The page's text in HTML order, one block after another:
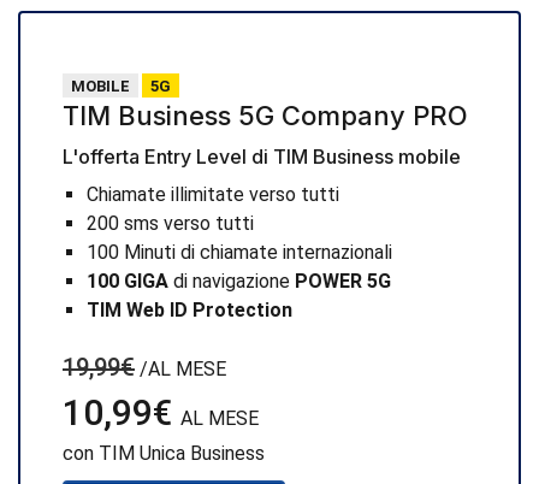
MOBILE 5G
TIM Business 5G Company PRO
L'offerta Entry Level di TIM Business mobile
Chiamate illimitate verso tutti
200 sms verso tutti
100 Minuti di chiamate internazionali
100 GIGA di navigazione POWER 5G
TIM Web ID Protection
19,99€ /AL MESE
10,99€ AL MESE
con TIM Unica Business